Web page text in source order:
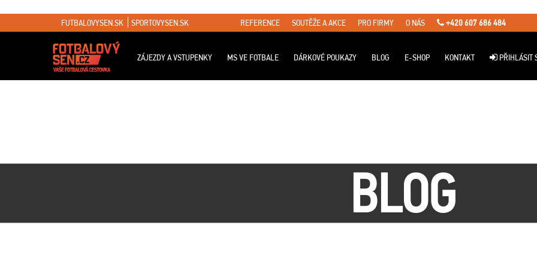
FUTBALOVYSEN.SK SPORTOVYSEN.SK REFERENCE SOUTĚŽE A AKCE PRO FIRMY O NÁS +420 607 686 484
ZÁJEZDY A VSTUPENKY MS VE FOTBALE DÁRKOVÉ POUKAZY BLOG E-SHOP KONTAKT PŘIHLÁSIT
BLOG